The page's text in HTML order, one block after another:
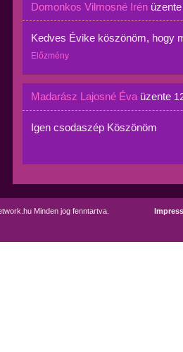
Domonkos Vilmosné Irén
Kedves Évike köszönöm, hogy
Előzmény
Madarász Lajosné Éva üzente
Igen csodaszép Köszönöm
Minden jog fenntartva.